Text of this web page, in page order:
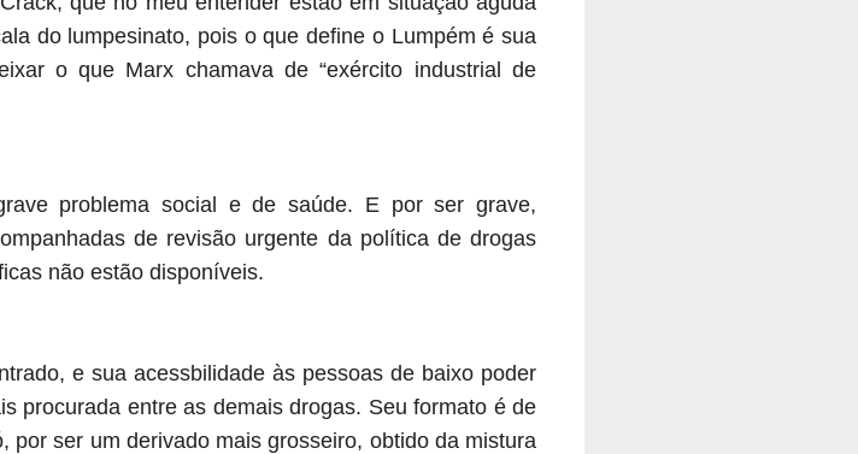
do lumpesinato, pois o que define o Lumpém é sua
o que Marx chamava de “exército industrial de
problema social e de saúde. E por ser grave,
de revisão urgente da política de drogas
não estão disponíveis.
e sua acessbilidade às pessoas de baixo poder
procurada entre as demais drogas. Seu formato é de
por ser um derivado mais grosseiro, obtido da mistura